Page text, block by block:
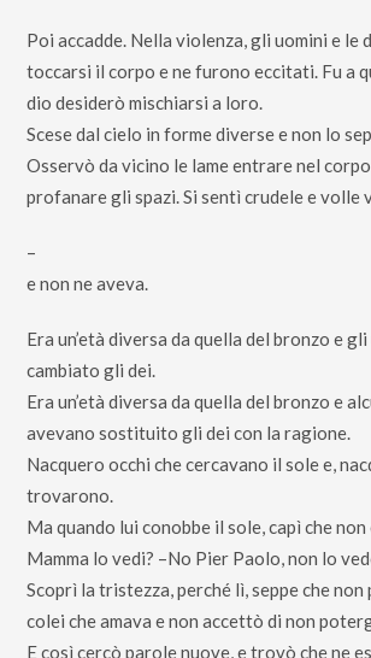
Poi accadde. Nella violenza, gli uomini e le
toccarsi il corpo e ne furono eccitati. Fu a
dio desiderò mischiarsi a loro.
Scese dal cielo in forme diverse e non lo
Osservò da vicino le lame entrare nel
profanare gli spazi. Si sentì crudele e volle
–
e non ne aveva.
Era un’età diversa da quella del bronzo e
cambiato gli dei.
Era un’età diversa da quella del bronzo e
avevano sostituito gli dei con la ragione.
Nacquero occhi che cercavano il sole e,
trovarono.
Ma quando lui conobbe il sole, capì che
Mamma lo vedi? –No Pier Paolo, non lo
Scoprì la tristezza, perché lì, seppe che
colei che amava e non accettò di non
E così cercò parole nuove, e trovò che ne